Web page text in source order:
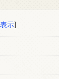
示]